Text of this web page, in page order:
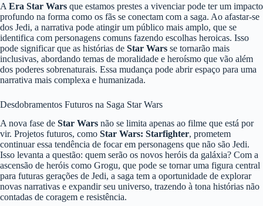
A Era Star Wars que estamos prestes a vivenciar pode ter um impacto
profundo na forma como os fãs se conectam com a saga. Ao afastar-se
dos Jedi, a narrativa pode atingir um público mais amplo, que se
identifica com personagens comuns fazendo escolhas heroicas. Isso
pode significar que as histórias de Star Wars se tornarão mais
inclusivas, abordando temas de moralidade e heroísmo que vão além
dos poderes sobrenaturais. Essa mudança pode abrir espaço para uma
narrativa mais complexa e humanizada.
Desdobramentos Futuros na Saga Star Wars
A nova fase de Star Wars não se limita apenas ao filme que está por
vir. Projetos futuros, como Star Wars: Starfighter, prometem
continuar essa tendência de focar em personagens que não são Jedi.
Isso levanta a questão: quem serão os novos heróis da galáxia? Com a
ascensão de heróis como Grogu, que pode se tornar uma figura central
para futuras gerações de Jedi, a saga tem a oportunidade de explorar
novas narrativas e expandir seu universo, trazendo à tona histórias não
contadas de coragem e resistência.